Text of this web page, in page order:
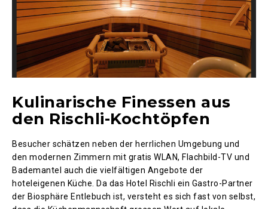
Kulinarische Finessen aus
den Rischli-Kochtöpfen
Besucher schätzen neben der herrlichen Umgebung und
den modernen Zimmern mit gratis WLAN, Flachbild-TV und
Bademantel auch die vielfältigen Angebote der
hoteleigenen Küche. Da das Hotel Rischli ein Gastro-Partner
der Biosphäre Entlebuch ist, versteht es sich fast von selbst,